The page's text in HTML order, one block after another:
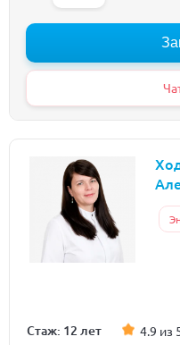
Стаж: 12 лет 4.9 из